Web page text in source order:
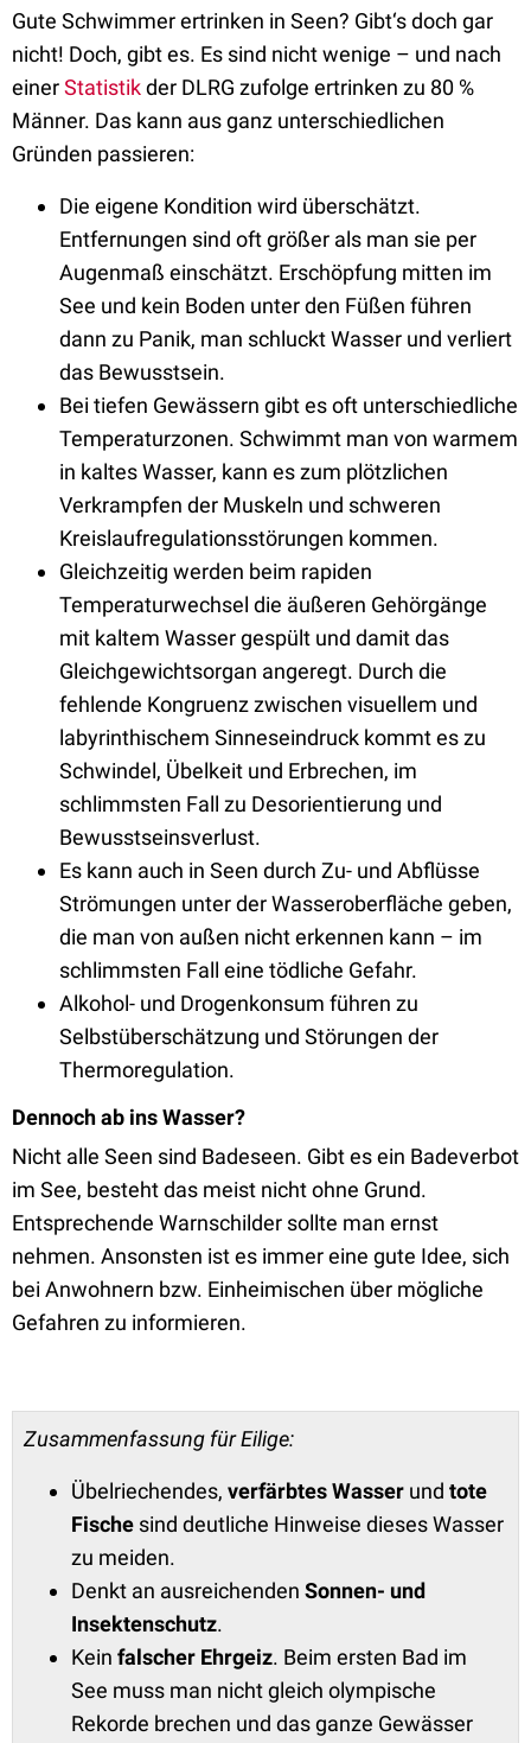
Gute Schwimmer ertrinken in Seen? Gibt‘s doch gar
nicht! Doch, gibt es. Es sind nicht wenige – und nach
einerStatistikder DLRG zufolge ertrinken zu 80 %
Männer. Das kann aus ganz unterschiedlichen
Gründen passieren:
Die eigene Kondition wird überschätzt.
Entfernungen sind oft größer als man sie per
Augenmaß einschätzt. Erschöpfung mitten im
See und kein Boden unter den Füßen führen
dann zu Panik, man schluckt Wasser und verliert
das Bewusstsein.
Bei tiefen Gewässern gibt es oft unterschiedliche
Temperaturzonen. Schwimmt man von warmem
in kaltes Wasser, kann es zum plötzlichen
Verkrampfen der Muskeln und schweren
Kreislaufregulationsstörungen kommen.
Gleichzeitig werden beim rapiden
Temperaturwechsel die äußeren Gehörgänge
mit kaltem Wasser gespült und damit das
Gleichgewichtsorgan angeregt. Durch die
fehlende Kongruenz zwischen visuellem und
labyrinthischem Sinneseindruck kommt es zu
Schwindel, Übelkeit und Erbrechen, im
schlimmsten Fall zu Desorientierung und
Bewusstseinsverlust.
Es kann auch in Seen durch Zu- und Abflüsse
Strömungen unter der Wasseroberfläche geben,
die man von außen nicht erkennen kann – im
schlimmsten Fall eine tödliche Gefahr.
Alkohol- und Drogenkonsum führen zu
Selbstüberschätzung und Störungen der
Thermoregulation.
Dennoch ab ins Wasser?
Nicht alle Seen sind Badeseen. Gibt es ein Badeverbot
im See, besteht das meist nicht ohne Grund.
Entsprechende Warnschilder sollte man ernst
nehmen. Ansonsten ist es immer eine gute Idee, sich
bei Anwohnern bzw. Einheimischen über mögliche
Gefahren zu informieren.
Zusammenfassung für Eilige:
Übelriechendes, verfärbtes Wasser und tote
Fische sind deutliche Hinweise dieses Wasser
zu meiden.
Denkt an ausreichenden Sonnen- und
Insektenschutz.
Kein falscher Ehrgeiz. Beim ersten Bad im
See muss man nicht gleich olympische
Rekorde brechen und das ganze Gewässer